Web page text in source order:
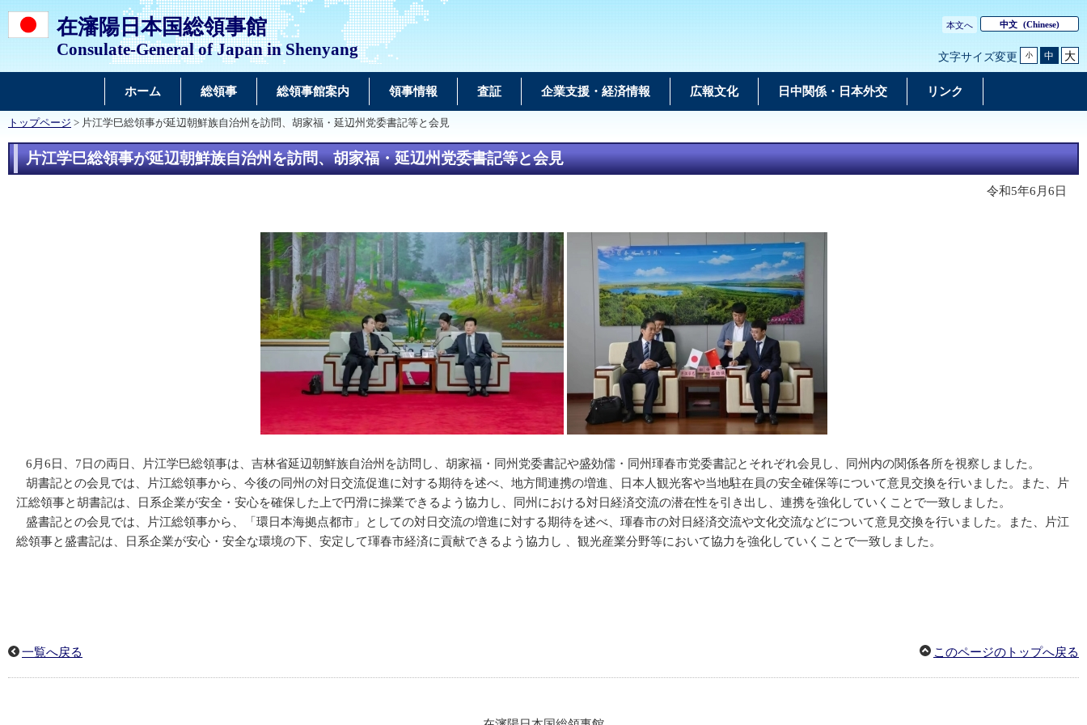
在瀋陽日本国総領事館
Consulate-General of Japan in Shenyang
本文へ 中文 (Chinese)
文字サイズ変更 小 中 大
ホーム 総領事 総領事館案内 領事情報 査証 企業支援・経済情報 広報文化 日中関係・日本外交 リンク
トップページ > 片江学巳総領事が延辺朝鮮族自治州を訪問、胡家福・延辺州党委書記等と会見
片江学巳総領事が延辺朝鮮族自治州を訪問、胡家福・延辺州党委書記等と会見
令和5年6月6日
6月6日、7日の両日、片江学巳総領事は、吉林省延辺朝鮮族自治州を訪問し、胡家福・同州党委書記や盛効儒・同州琿春市党委書記とそれぞれ会見し、同州内の関係各所を視察しました。
胡書記との会見では、片江総領事から、今後の同州の対日交流促進に対する期待を述べ、地方間連携の増進、日本人観光客や当地駐在員の安全確保等について意見交換を行いました。また、片
江総領事と胡書記は、日系企業が安全・安心を確保した上で円滑に操業できるよう協力し、同州における対日経済交流の潜在性を引き出し、連携を強化していくことで一致しました。
盛書記との会見では、片江総領事から、「環日本海拠点都市」としての対日交流の増進に対する期待を述べ、琿春市の対日経済交流や文化交流などについて意見交換を行いました。また、片江
総領事と盛書記は、日系企業が安心・安全な環境の下、安定して琿春市経済に貢献できるよう協力し 、観光産業分野等において協力を強化していくことで一致しました。
一覧へ戻る このページのトップへ戻る